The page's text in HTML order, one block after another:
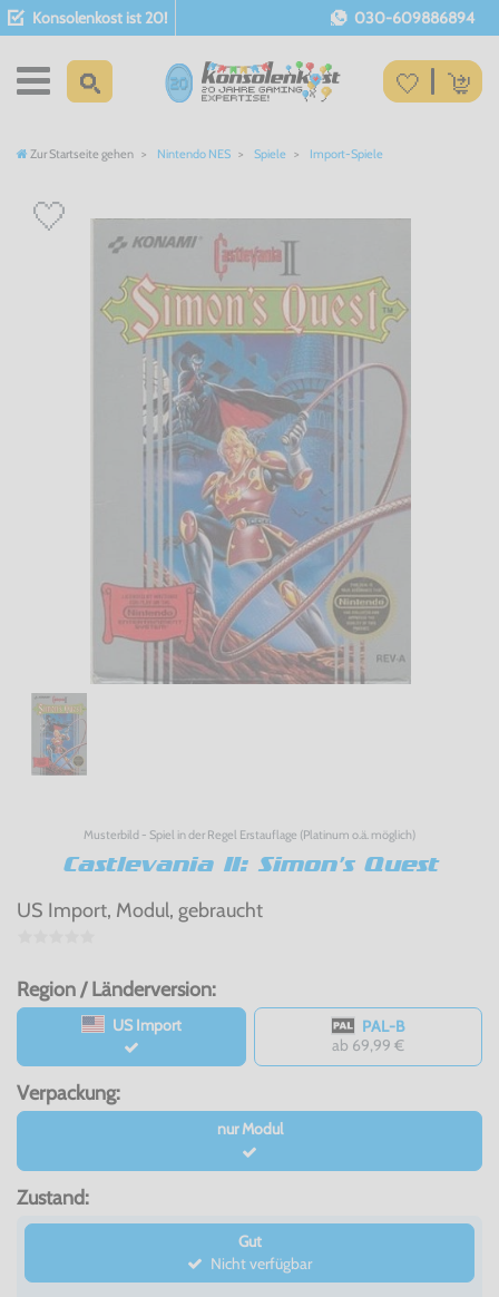
Konsolenkost ist 20! 030-609886894
Zur Startseite gehen Nintendo NES Spiele Import-Spiele
Musterbild - Spiel in der Regel Erstauflage (Platinum o.ä. möglich)
Castlevania II: Simon's Quest
US Import, Modul, gebraucht
Region / Länderversion:
US Import
PAL-B
ab 69,99 €
Verpackung:
nur Modul
Zustand:
Gut
Nicht verfügbar